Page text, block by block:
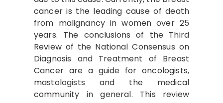
cancer is the leading cause of death
from malignancy in women over 25
years. The conclusions of the Third
Review of the National Consensus on
Diagnosis and Treatment of Breast
Cancer are a guide for oncologists,
mastologists and the medical
community in general. This review